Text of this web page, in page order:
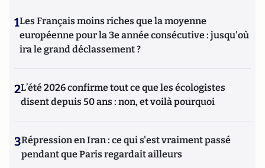
1Les Français moins riches que la moyenne
européenne pour la 3e année consécutive : jusqu'où
ira le grand déclassement ?
2L’été 2026 confirme tout ce que les écologistes
disent depuis 50 ans : non, et voilà pourquoi
3Répression en Iran : ce qui s'est vraiment passé
pendant que Paris regardait ailleurs